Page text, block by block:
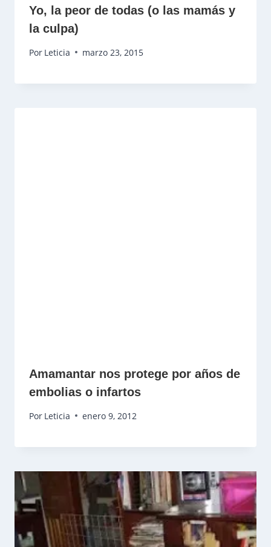
Yo, la peor de todas (o las mamás y
la culpa)
Por Leticia marzo 23, 2015
Amamantar nos protege por años de
embolias o infartos
Por Leticia enero 9, 2012